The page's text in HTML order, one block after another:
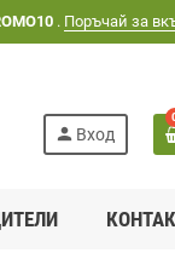
. Поръчай за
person Вход